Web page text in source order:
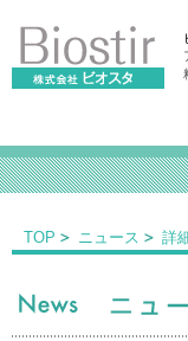
TOP ニュース 詳